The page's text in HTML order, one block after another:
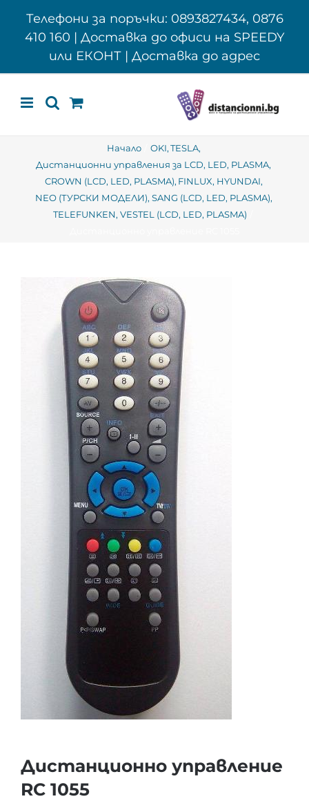
Телефони за поръчки: 0893827434, 0876
410 160 | Доставка до офиси на SPEEDY
или ЕКОНТ | Доставка до адрес
Начало OKI TESLA
Дистанционни управления за LCD, LED, PLASMA
CROWN (LCD, LED, PLASMA) FINLUX HYUNDAI
NEO (ТУРСКИ МОДЕЛИ) SANG (LCD, LED, PLASMA)
TELEFUNKEN VESTEL (LCD, LED, PLASMA)
Дистанционно управление
RC 1055